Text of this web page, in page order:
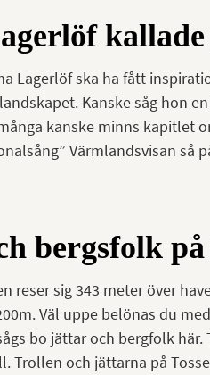
Lagerlöf ska ha fått
Kanske såg hon
kanske minns kapitlet
Värmlandsvisan så
bergsfolk
reser sig 343 meter över
Väl uppe belönas du
bo jättar och bergfolk
Trollen och jättarna på